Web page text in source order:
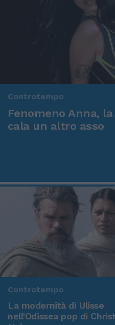
Controtempo
Fenomeno Anna,
cala un altro asso
Controtempo
La modernità di Ulisse
nell'Odissea pop di